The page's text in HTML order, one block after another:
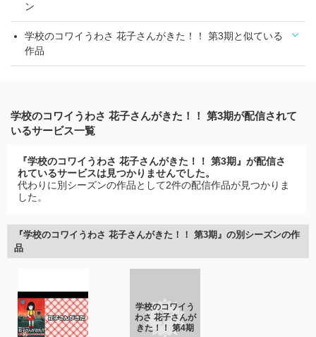
ン
学校のコワイうわさ 花子さんがきた！！ 第3期と似ている
作品
学校のコワイうわさ 花子さんがきた！！ 第3期が配信されて
いるサービス一覧
『学校のコワイうわさ 花子さんがきた！！ 第3期』が配信さ
れているサービスは見つかりませんでした。
代わりに別シーズンの作品として2件の配信作品が見つかりま
した。
『学校のコワイうわさ 花子さんがきた！！ 第3期』の別シーズンの作
品
学校のコワイう
わさ 花子さんが
きた！！ 第4期